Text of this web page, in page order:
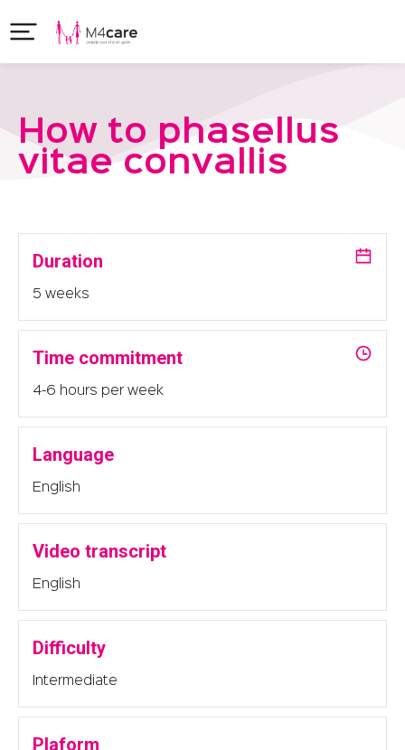
How to phasellus
vitae convallis
Duration
5 weeks
Time commitment
4-6 hours per week
Language
English
Video transcript
English
Difficulty
Intermediate
Plaform